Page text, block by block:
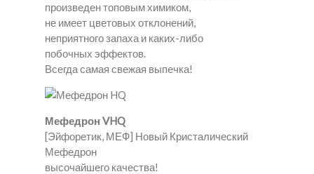
произведен топовым химиком,
не имеет цветовых отклонений,
неприятного запаха и каких-либо
побочных эффектов.
Всегда самая свежая выпечка!
Мефедрон VHQ
[Эйфоретик, МЕФ] Новый Кристалический
Мефедрон
высочайшего качества!